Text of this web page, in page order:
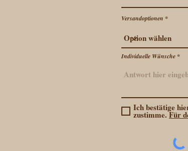
Versandoptionen
Individuelle Wünsche
Ich bestätige
zustimme. Für